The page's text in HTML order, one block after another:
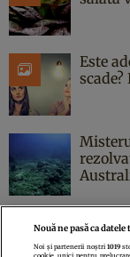
Este
Nouă ne pasă ca
Noi și partenerii noștri1019
cookie unici pentru